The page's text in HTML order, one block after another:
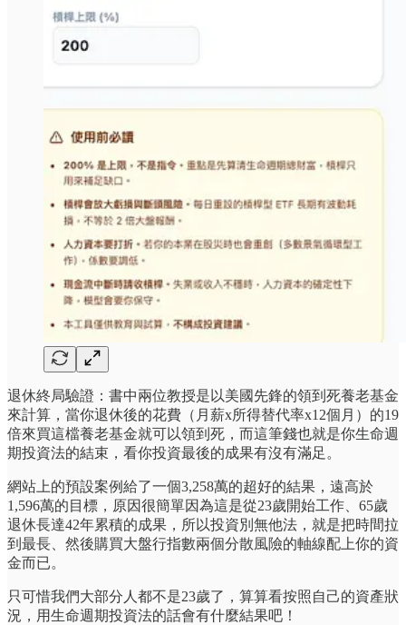
退休終局驗證：書中兩位教授是以美國先鋒的領到死養老基金
來計算，當你退休後的花費（月薪x所得替代率x12個月）的19
倍來買這檔養老基金就可以領到死，而這筆錢也就是你生命週
期投資法的結束，看你投資最後的成果有沒有滿足。
網站上的預設案例給了一個3,258萬的超好的結果，遠高於
1,596萬的目標，原因很簡單因為這是從23歲開始工作、65歲
退休長達42年累積的成果，所以投資別無他法，就是把時間拉
到最長、然後購買大盤行指數兩個分散風險的軸線配上你的資
金而已。
只可惜我們大部分人都不是23歲了，算算看按照自己的資產狀
況，用生命週期投資法的話會有什麼結果吧！